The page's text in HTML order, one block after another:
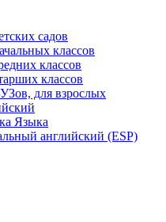
садов
классов
классов
классов
для взрослых
Языка
английский (ESP)